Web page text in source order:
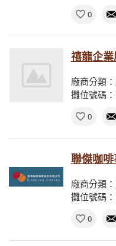
0
禧龍企
廠商分類：
攤位號碼
0
聯傑咖
廠商分類：
攤位號碼
0